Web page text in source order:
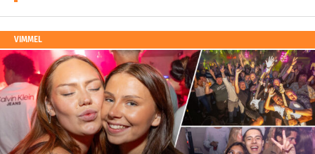
VIMMEL